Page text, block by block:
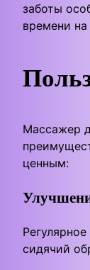
заботы
времени на
Массажер
ценным:
сидячий